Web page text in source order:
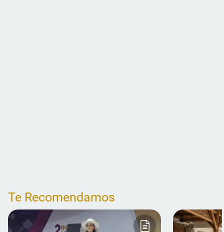
Te Recomendamos